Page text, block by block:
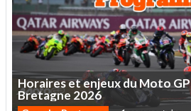
HorairesetenjeuxduMotoGP
Bretagne 2026